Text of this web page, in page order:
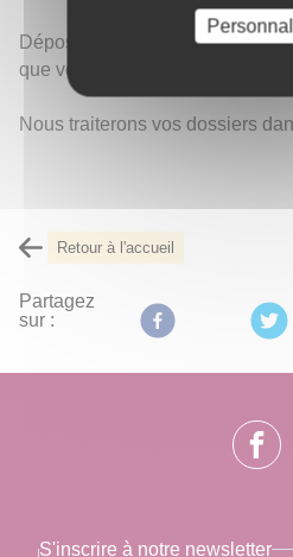
Déposez vos demandes via
que vous retrouverez
Nous traiterons vos dossiers
Retour à l'accueil
Partagez
sur :
S'inscrire à notre newsletter